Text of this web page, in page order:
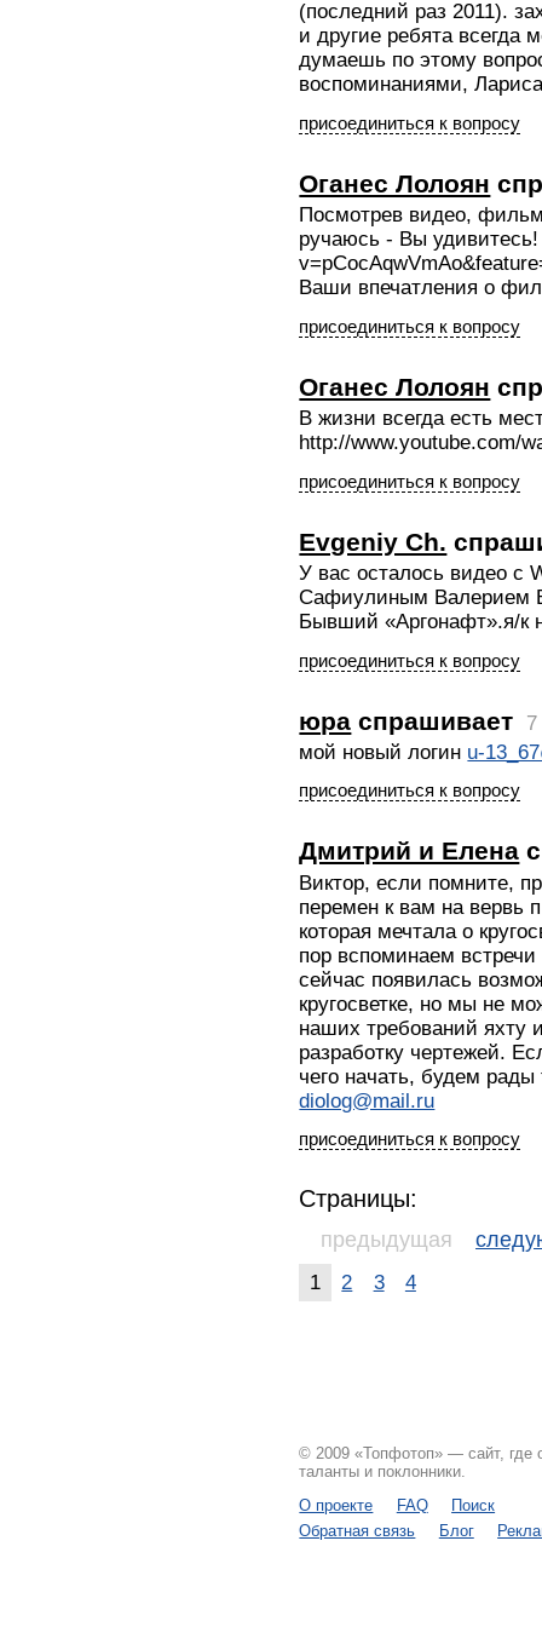
(последний раз 2011).
и другие ребята всегда
думаешь по этому
воспоминаниями,
присоединиться к вопросу
Оганес Лолоян
Посмотрев видео,
ручаюсь - Вы
Ваши впечатления о
присоединиться к вопросу
Оганес Лолоян
В жизни всегда есть
http://www.youtube.com/
присоединиться к вопросу
Evgeniy Ch.
У вас осталось видео с
Сафиулиным Валерием
Бывший «Аргонафт».я/к
присоединиться к вопросу
юра спрашивает
мой новый логин u-
присоединиться к вопросу
Дмитрий и Елена
Виктор, если помните,
перемен к вам на вервь
которая мечтала о
пор вспоминаем
сейчас появилась
кругосветке, но мы не
наших требований яхту
разработку чертежей.
чего начать, будем
diolog@mail.ru
присоединиться к вопросу
Страницы:
предыдущая
1 2 3 4
© 2009 «Топфотоп» — сайт, где
таланты и поклонники.
О проекте
FAQ
Поиск
Обратная связь
Блог